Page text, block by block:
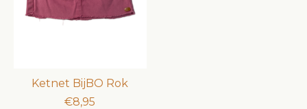
Ketnet BijBO Rok
€8,95